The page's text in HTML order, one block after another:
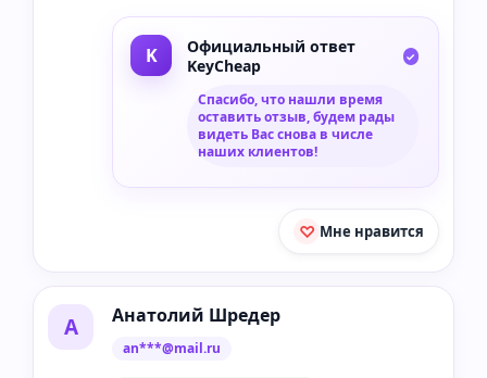
Официальный ответ
KeyCheap
Спасибо, что нашли время
оставить отзыв, будем рады
видеть Вас снова в числе
наших клиентов!
Мне нравится
А Анатолий Шредер
an***@mail.ru